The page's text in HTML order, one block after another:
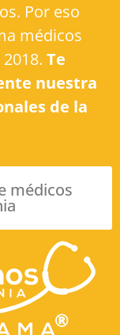
Por eso
médicos
Te
nuestra
de la
médicos